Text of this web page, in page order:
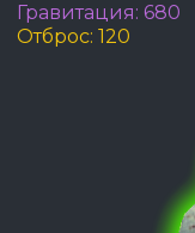
Гравитация: 680
Отброс: 120